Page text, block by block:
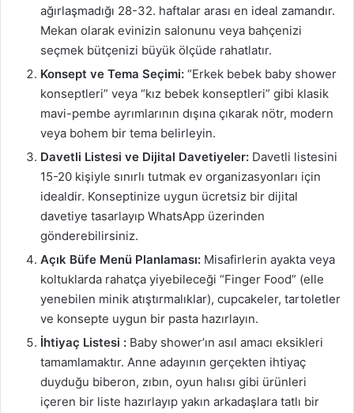
ağırlaşmadığı 28-32. haftalar arası en ideal zamandır.
Mekan olarak evinizin salonunu veya bahçenizi
seçmek bütçenizi büyük ölçüde rahatlatır.
Konsept ve Tema Seçimi: “Erkek bebek baby shower
konseptleri” veya “kız bebek konseptleri” gibi klasik
mavi-pembe ayrımlarının dışına çıkarak nötr, modern
veya bohem bir tema belirleyin.
Davetli Listesi ve Dijital Davetiyeler: Davetli listesini
15-20 kişiyle sınırlı tutmak ev organizasyonları için
idealdir. Konseptinize uygun ücretsiz bir dijital
davetiye tasarlayıp WhatsApp üzerinden
gönderebilirsiniz.
Açık Büfe Menü Planlaması: Misafirlerin ayakta veya
koltuklarda rahatça yiyebileceği “Finger Food” (elle
yenebilen minik atıştırmalıklar), cupcakeler, tartoletler
ve konsepte uygun bir pasta hazırlayın.
İhtiyaç Listesi : Baby shower’ın asıl amacı eksikleri
tamamlamaktır. Anne adayının gerçekten ihtiyaç
duyduğu biberon, zıbın, oyun halısı gibi ürünleri
içeren bir liste hazırlayıp yakın arkadaşlara tatlı bir